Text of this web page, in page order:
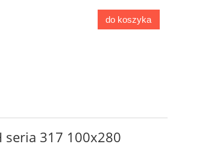
do koszyka
seria 317 100x280